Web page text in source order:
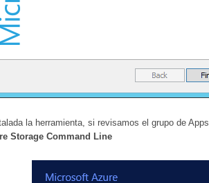
la herramienta, si revisamos el grupo de
Storage Command Line